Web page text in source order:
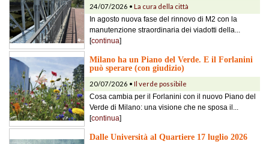
24/07/2026 • La cura della città
In agosto nuova fase del rinnovo di M2 con la
manutenzione straordinaria dei viadotti della...
[continua]
Milano ha un Piano del Verde. E il Forlanini
può sperare (con giudizio)
20/07/2026 • Il verde possibile
Cosa cambia per il Forlanini con il nuovo Piano del
Verde di Milano: una visione che ne sposa il...
[continua]
Dalle Università al Quartiere 17 luglio 2026